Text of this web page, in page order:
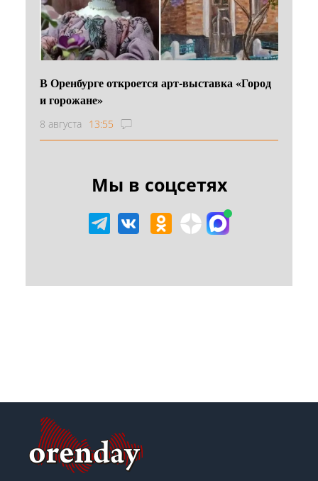
В Оренбурге откроется арт-выставка «Город
и горожане»
8 августа 13:55
Мы в соцсетях